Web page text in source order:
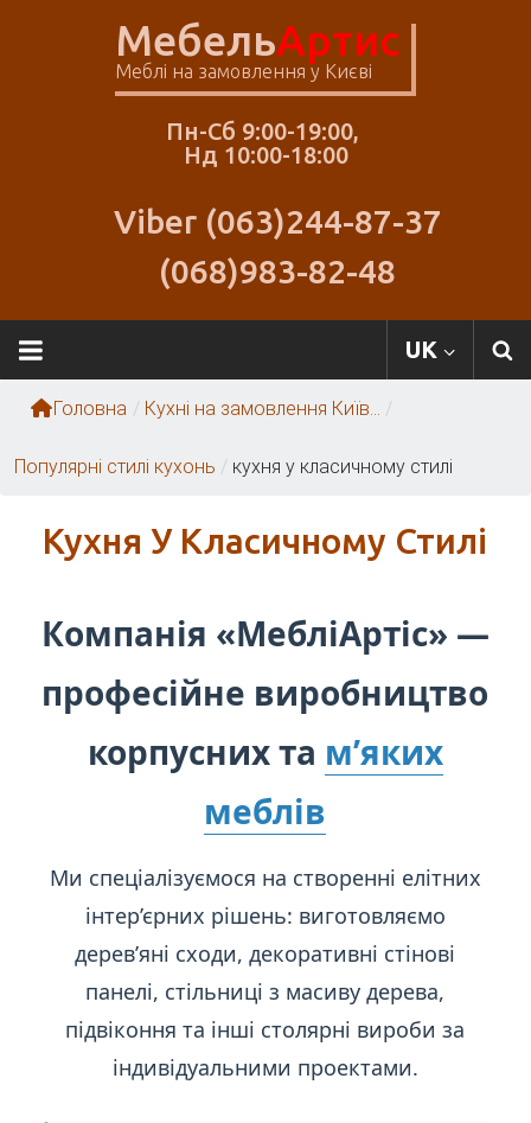
МебельАртис
Меблі на замовлення у Києві
Пн-Сб 9:00-19:00,
Нд 10:00-18:00
Viber (063)244-87-37
(068)983-82-48
Меблі
Артіс
UK
Головна / Кухні на замовлення Київ... /
Популярні стилі кухонь / кухня у класичному стилі
Кухня У Класичному Стилі
Компанія «МебліАртіс» —
професійне виробництво
корпусних та м’яких
меблів
Ми спеціалізуємося на створенні елітних
інтер’єрних рішень: виготовляємо
дерев’яні сходи, декоративні стінові
панелі, стільниці з масиву дерева,
підвіконня та інші столярні вироби за
індивідуальними проектами.